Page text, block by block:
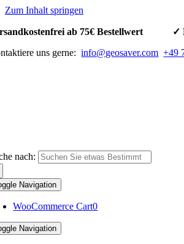
Zum Inhalt springen
ab 75€ Bestellwert
uns gerne: info@geosaver.com +49
nach:
Navigation
WooCommerce Cart0
Navigation